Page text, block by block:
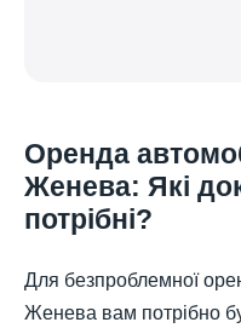
Оренда
Женева: Які
потрібні?
Для безпроблемної
Женева вам потрібно